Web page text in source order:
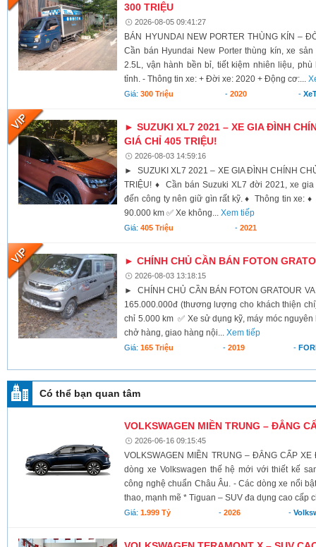
300 TRIỆU
2026-08-05 09:41:27
BÁN HYUNDAI NEW PORTER THÙNG KÍN –
Cần bán Hyundai New Porter thùng kín, xe
2.5L, vận hành bền bỉ, tiết kiệm nhiên liệu,
tỉnh. - Thông tin xe: + Đời xe: 2020 + Động cơ:...
Giá:300 Triệu -2020 -
► SUZUKI XL7 2021 – XE GIA ĐÌNH
GIÁ CHỈ 405 TRIỆU!
2026-08-03 14:59:16
► SUZUKI XL7 2021 – XE GIA ĐÌNH CHÍNH
TRIỆU! ♦ Cần bán Suzuki XL7 đời 2021, xe
đến công ty nên giữ gìn rất kỹ. ♦ Thông tin xe:
90.000 km ✅ Xe không...Xem tiếp
Giá:405 Triệu - 2021
► CHÍNH CHỦ CẦN BÁN FOTON
2026-08-03 13:18:15
► CHÍNH CHỦ CẦN BÁN FOTON GRATOUR
165.000.000đ (thương lượng cho khách thiện
chỉ 5.000 km ✅ Xe sử dụng kỹ, máy móc
chở hàng, giao hàng nội...Xem tiếp
Giá:165 Triệu - 2019 -
Có thể bạn quan tâm
VOLKSWAGEN MIỀN TRUNG – ĐẲNG
2026-06-16 09:15:45
VOLKSWAGEN MIỀN TRUNG – ĐẲNG CẤP
dòng xe Volkswagen thế hệ mới với thiết kế
công nghệ chuẩn Châu Âu. - Các dòng xe nổi
thao, mạnh mẽ * Tiguan – SUV đa dụng cao cấp
Giá:1.999 Tỷ -2026 -